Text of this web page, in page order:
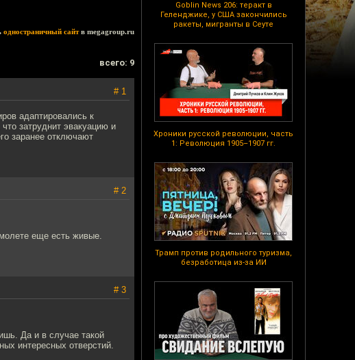
Goblin News 206: теракт в
Геленджике, у США закончились
ракеты, мигранты в Сеуте
Хроники русской революции, часть
1: Революция 1905–1907 гг.
Трамп против родильного туризма,
безработица из-за ИИ
одностраничный сайтв megagroup.ru
всего: 9
# 1
адаптировались к
затруднит эвакуацию и
заранее отключают
# 2
еще есть живые.
# 3
Да и в случае такой
интересных отверстий.